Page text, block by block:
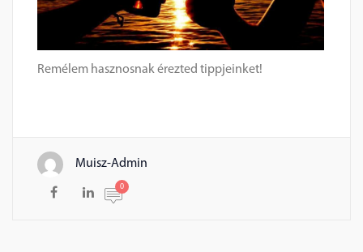
Remélem hasznosnak érezted tippjeinket!
Muisz-Admin
0